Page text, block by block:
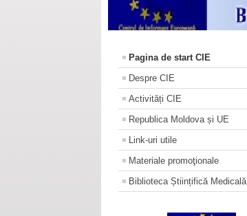
Pagina de start CIE
Despre CIE
Activități CIE
Republica Moldova și UE
Link-uri utile
Materiale promoţionale
Biblioteca Științifică Medicală